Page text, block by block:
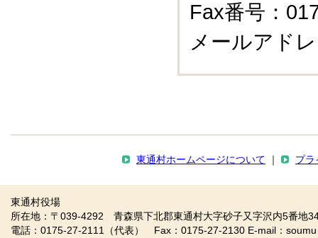
Fax番号：
メールアド
東通村ホームページについて プラ
東通村役場
所在地：〒039-4292 青森県下北郡東通村大字砂子又字沢内5番地
電話：0175-27-2111（代表） Fax：0175-27-2130 E-mail：